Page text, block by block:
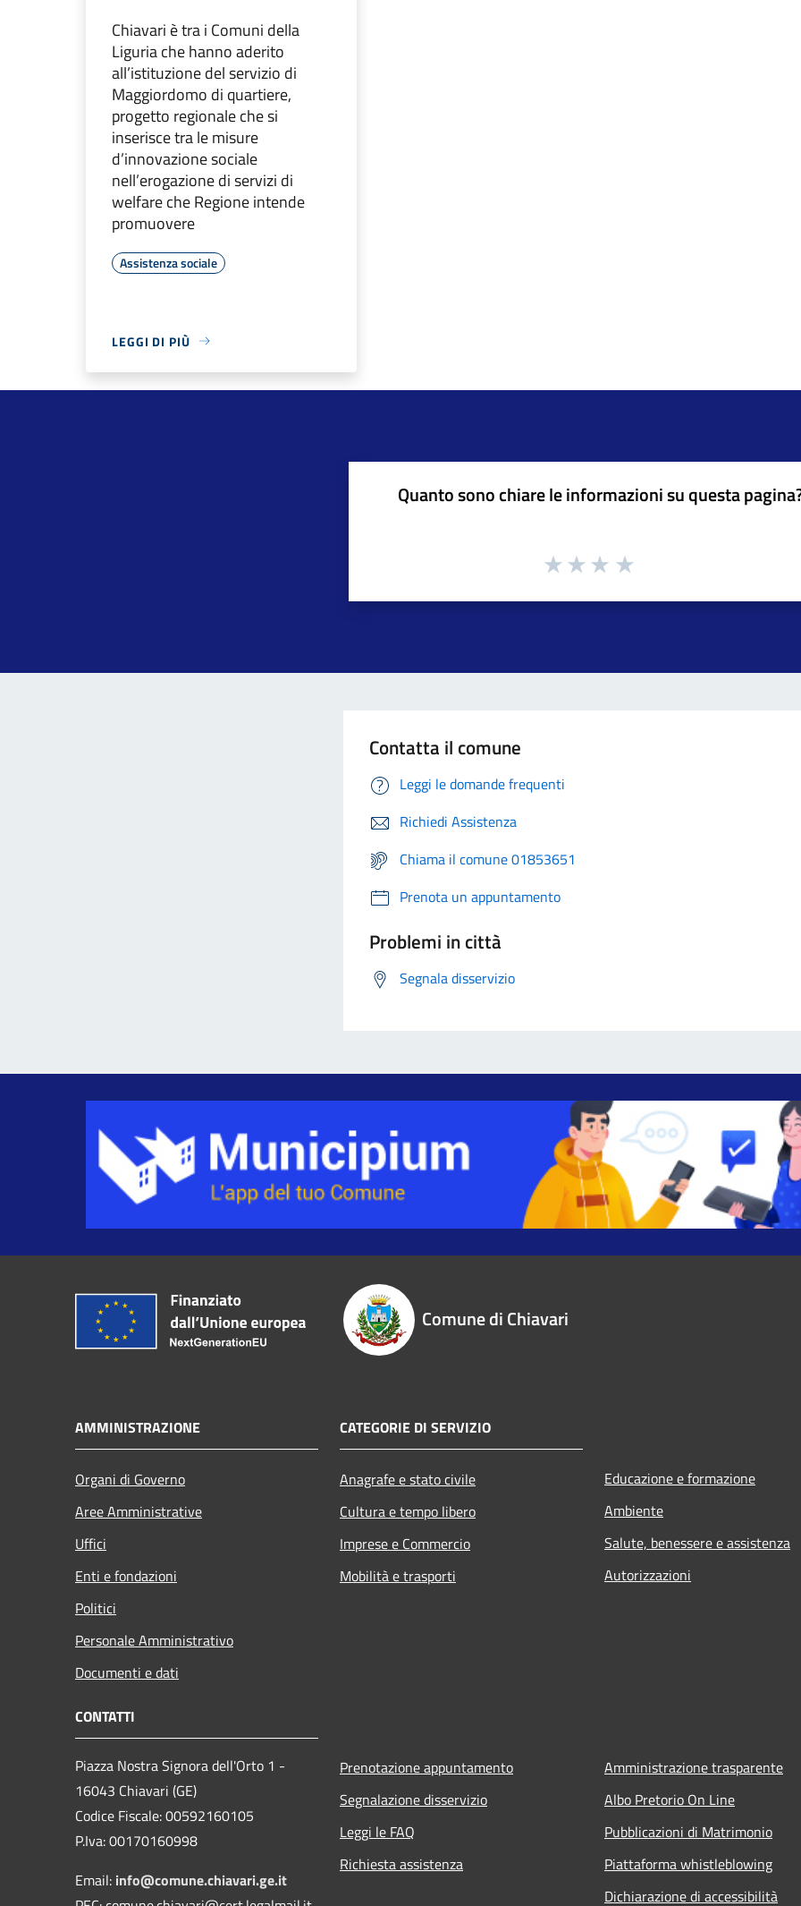
Chiavari è tra i Comuni della
Liguria che hanno aderito
all’istituzione del servizio di
Maggiordomo di quartiere,
progetto regionale che si
inserisce tra le misure
d’innovazione sociale
nell’erogazione di servizi di
welfare che Regione intende
promuovere
Assistenza sociale
LEGGI DI PIÙ
Quanto sono chiare le informazioni su questa
Contatta il comune
Leggi le domande frequenti
Richiedi Assistenza
Chiama il comune 01853651
Prenota un appuntamento
Problemi in città
Segnala disservizio
Comune di Chiavari
AMMINISTRAZIONE
Organi di Governo
Aree Amministrative
Uffici
Enti e fondazioni
Politici
Personale Amministrativo
Documenti e dati
CATEGORIE DI SERVIZIO
Anagrafe e stato civile
Cultura e tempo libero
Imprese e Commercio
Mobilità e trasporti
Educazione e formazione
Ambiente
Salute, benessere e assistenza
Autorizzazioni
CONTATTI
Piazza Nostra Signora dell'Orto 1 -
16043 Chiavari (GE)
Codice Fiscale: 00592160105
P.Iva: 00170160998
Email: info@comune.chiavari.ge.it
Prenotazione appuntamento
Segnalazione disservizio
Leggi le FAQ
Richiesta assistenza
Amministrazione trasparente
Albo Pretorio On Line
Pubblicazioni di Matrimonio
Piattaforma whistleblowing
Dichiarazione di accessibilità